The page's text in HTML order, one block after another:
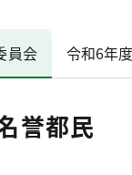
員会 令和6年
誉都民